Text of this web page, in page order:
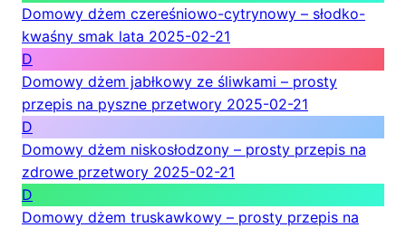
Domowy dżem czereśniowo-cytrynowy – słodko-
kwaśny smak lata 2025-02-21
D
Domowy dżem jabłkowy ze śliwkami – prosty
przepis na pyszne przetwory 2025-02-21
D
Domowy dżem niskosłodzony – prosty przepis na
zdrowe przetwory 2025-02-21
D
Domowy dżem truskawkowy – prosty przepis na